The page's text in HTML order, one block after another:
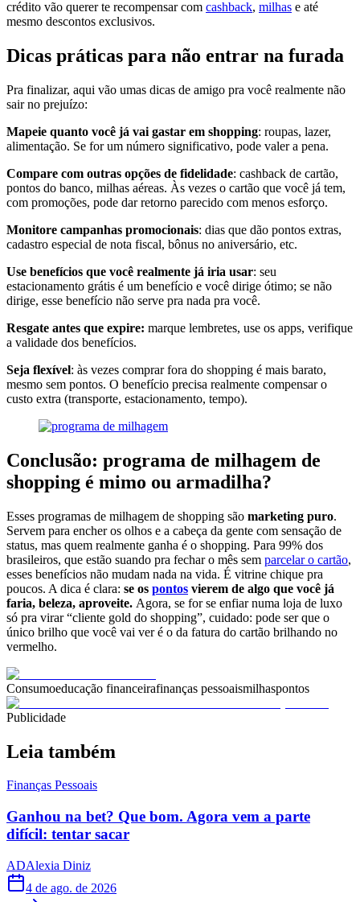
crédito vão querer te recompensar com cashback, milhas e até
mesmo descontos exclusivos.
Dicas práticas para não entrar na furada
Pra finalizar, aqui vão umas dicas de amigo pra você realmente não
sair no prejuízo:
Mapeie quanto você já vai gastar em shopping: roupas, lazer,
alimentação. Se for um número significativo, pode valer a pena.
Compare com outras opções de fidelidade: cashback de cartão,
pontos do banco, milhas aéreas. Às vezes o cartão que você já tem,
com promoções, pode dar retorno parecido com menos esforço.
Monitore campanhas promocionais: dias que dão pontos extras,
cadastro especial de nota fiscal, bônus no aniversário, etc.
Use benefícios que você realmente já iria usar: seu
estacionamento grátis é um benefício e você dirige ótimo; se não
dirige, esse benefício não serve pra nada pra você.
Resgate antes que expire: marque lembretes, use os apps, verifique
a validade dos benefícios.
Seja flexível: às vezes comprar fora do shopping é mais barato,
mesmo sem pontos. O benefício precisa realmente compensar o
custo extra (transporte, estacionamento, tempo).
Conclusão: programa de milhagem de
shopping é mimo ou armadilha?
Esses programas de milhagem de shopping são marketing puro.
Servem para encher os olhos e a cabeça da gente com sensação de
status, mas quem realmente ganha é o shopping. Para 99% dos
brasileiros, que estão suando pra fechar o mês sem parcelar o cartão,
esses benefícios não mudam nada na vida. É vitrine chique pra
poucos. A dica é clara: se os pontos vierem de algo que você já
faria, beleza, aproveite. Agora, se for se enfiar numa loja de luxo
só pra virar “cliente gold do shopping”, cuidado: pode ser que o
único brilho que você vai ver é o da fatura do cartão brilhando no
vermelho.
Consumoeducação financeirafinanças pessoaismilhaspontos
Publicidade
Leia também
Finanças Pessoais
Ganhou na bet? Que bom. Agora vem a parte
difícil: tentar sacar
ADAlexia Diniz
4 de ago. de 2026